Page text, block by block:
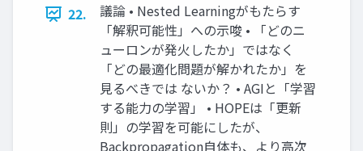
22.
議論 • Nested Learningがもたらす
「解釈可能性」への示唆 • 「どのニ
ューロンが発火したか」ではなく
「どの最適化問題が解かれたか」を
見るべきでは ないか？ • AGIと「学習
する能力の学習」 • HOPEは「更新
則」の学習を可能にしたが、
Backpropagation自体も、より高次